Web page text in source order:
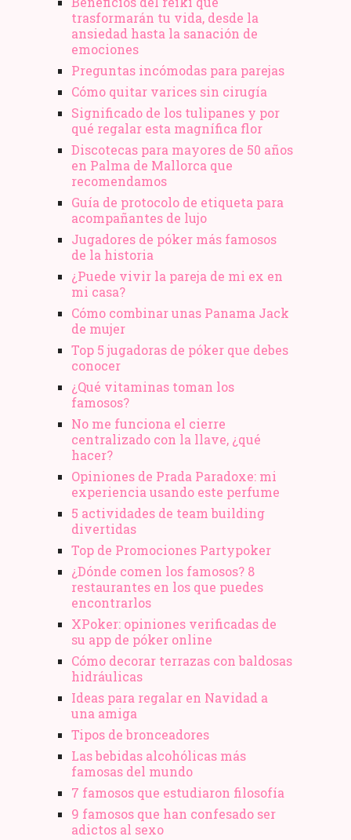
trasformarán tu vida, desde la
ansiedad hasta la sanación de
emociones
Preguntas incómodas para parejas
Cómo quitar varices sin cirugía
Significado de los tulipanes y por
qué regalar esta magnífica flor
Discotecas para mayores de 50 años
en Palma de Mallorca que
recomendamos
Guía de protocolo de etiqueta para
acompañantes de lujo
Jugadores de póker más famosos
de la historia
¿Puede vivir la pareja de mi ex en
mi casa?
Cómo combinar unas Panama Jack
de mujer
Top 5 jugadoras de póker que debes
conocer
¿Qué vitaminas toman los
famosos?
No me funciona el cierre
centralizado con la llave, ¿qué
hacer?
Opiniones de Prada Paradoxe: mi
experiencia usando este perfume
5 actividades de team building
divertidas
Top de Promociones Partypoker
¿Dónde comen los famosos? 8
restaurantes en los que puedes
encontrarlos
XPoker: opiniones verificadas de
su app de póker online
Cómo decorar terrazas con baldosas
hidráulicas
Ideas para regalar en Navidad a
una amiga
Tipos de bronceadores
Las bebidas alcohólicas más
famosas del mundo
7 famosos que estudiaron filosofía
9 famosos que han confesado ser
adictos al sexo